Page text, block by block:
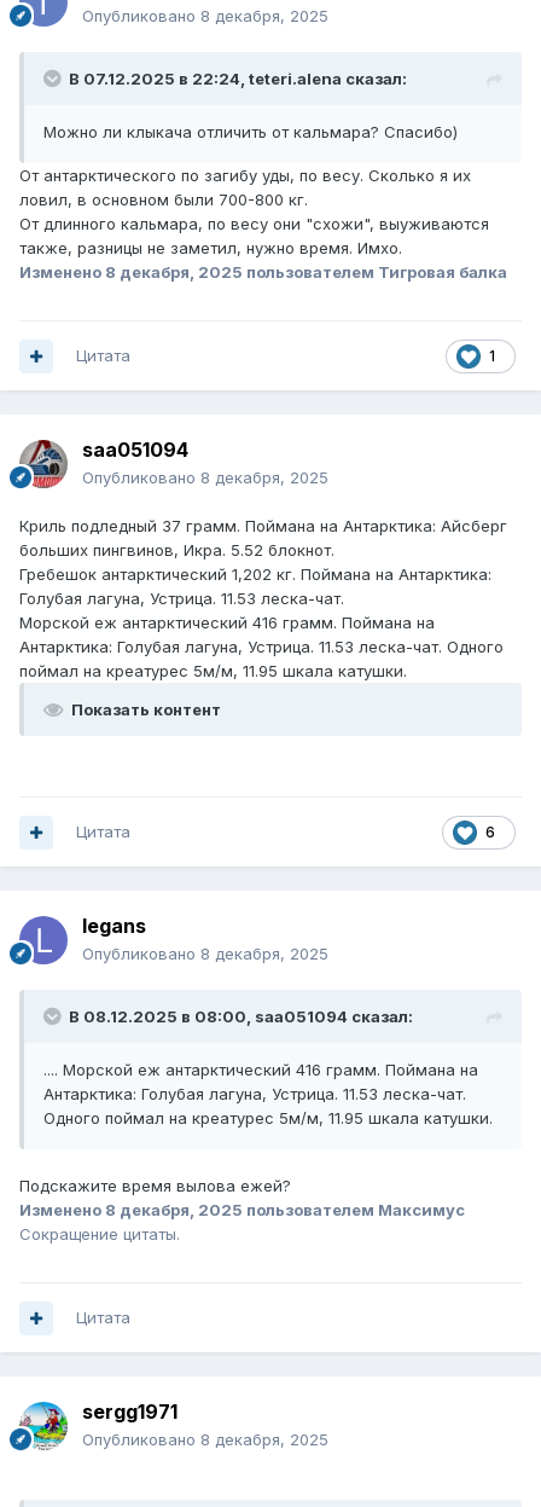
Опубликовано 8 декабря, 2025
В 07.12.2025 в 22:24, teteri.alena сказал:
Можно ли клыкача отличить от кальмара? Спасибо)
От антарктического по загибу уды, по весу. Сколько я их
ловил, в основном были 700-800 кг.
От длинного кальмара, по весу они "схожи", выуживаются
также, разницы не заметил, нужно время. Имхо.
Изменено 8 декабря, 2025 пользователем Тигровая балка
1
Цитата
saa051094
Опубликовано 8 декабря, 2025
Криль подледный 37 грамм. Поймана на Антарктика: Айсберг
больших пингвинов, Икра. 5.52 блокнот.
Гребешок антарктический 1,202 кг. Поймана на Антарктика:
Голубая лагуна, Устрица. 11.53 леска-чат.
Морской еж антарктический 416 грамм. Поймана на
Антарктика: Голубая лагуна, Устрица. 11.53 леска-чат. Одного
поймал на креатурес 5м/м, 11.95 шкала катушки.
Показать контент
6
Цитата
legans
Опубликовано 8 декабря, 2025
В 08.12.2025 в 08:00, saa051094 сказал:
.... Морской еж антарктический 416 грамм. Поймана на
Антарктика: Голубая лагуна, Устрица. 11.53 леска-чат.
Одного поймал на креатурес 5м/м, 11.95 шкала катушки.
Подскажите время вылова ежей?
Изменено 8 декабря, 2025 пользователем Максимус
Сокращение цитаты.
Цитата
sergg1971
Опубликовано 8 декабря, 2025